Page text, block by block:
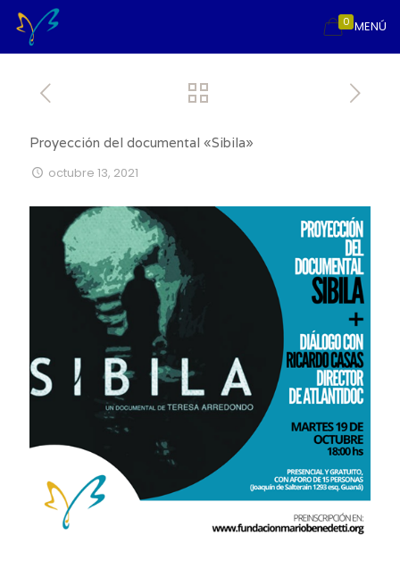
MENÚ
0
Proyección del documental «Sibila»
octubre 13, 2021